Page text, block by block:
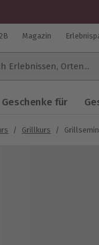
Magazin
Geschenke für
/ Grillkurs /